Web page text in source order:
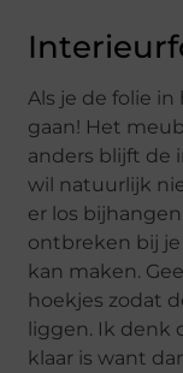
Als je de folie
gaan! Het
anders blijft de
wil natuurlijk
er los
ontbreken bij je
kan maken.
hoekjes zodat
liggen. Ik denk
klaar is want